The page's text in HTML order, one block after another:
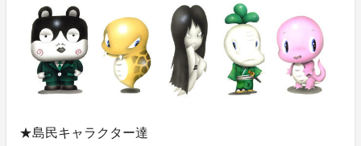
★島民キャラクター達